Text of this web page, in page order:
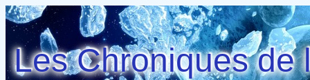
Les Chroniques de